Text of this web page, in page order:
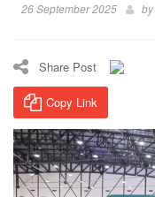
26 September 2025 by
Share Post
Copy Link